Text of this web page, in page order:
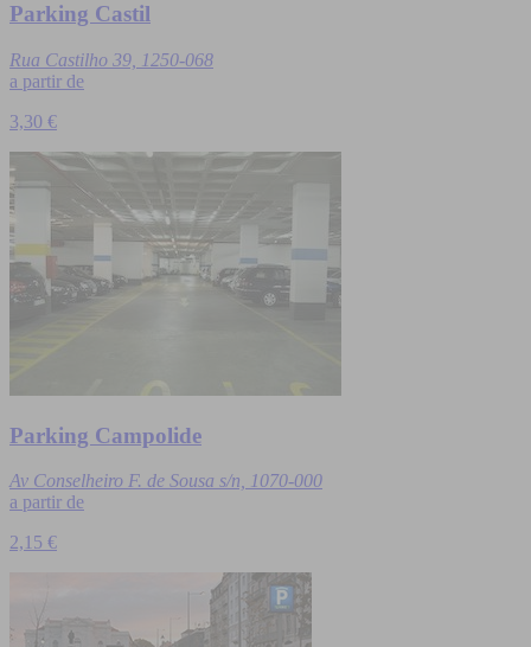
Parking Castil
Rua Castilho 39, 1250-068
a partir de
3,30 €
Parking Campolide
Av Conselheiro F. de Sousa s/n, 1070-000
a partir de
2,15 €